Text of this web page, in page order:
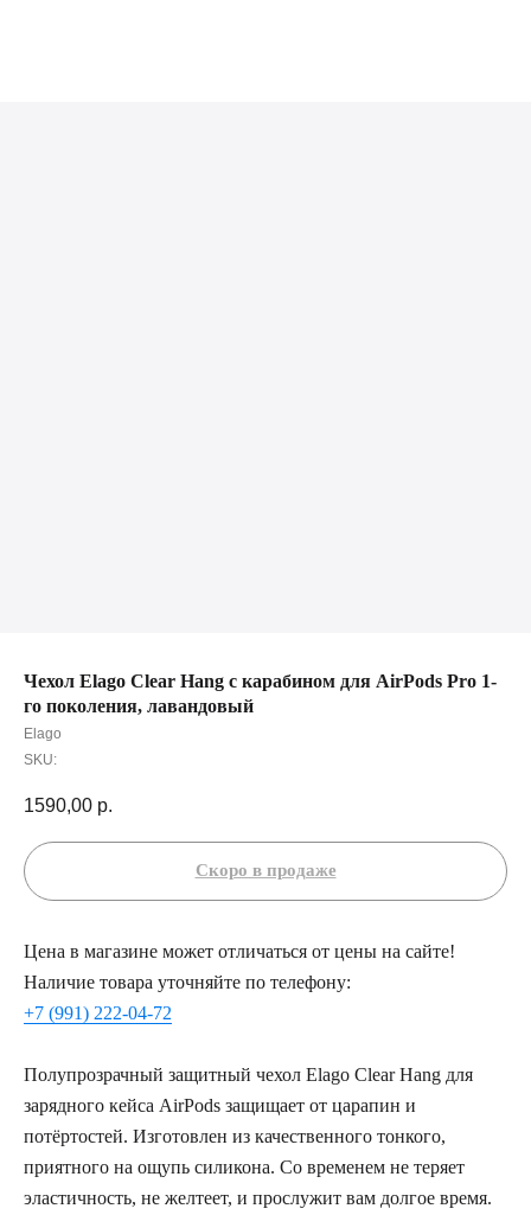
Чехол Elago Clear Hang с карабином для AirPods Pro 1-
го поколения, лавандовый
Elago
SKU:
1590,00 р.
Цена в магазине может отличаться от цены на сайте!
Наличие товара уточняйте по телефону:
+7 (991) 222-04-72
Полупрозрачный защитный чехол Elago Clear Hang для
зарядного кейса AirPods защищает от царапин и
потёртостей. Изготовлен из качественного тонкого,
приятного на ощупь силикона. Со временем не теряет
эластичность, не желтеет, и прослужит вам долгое время.